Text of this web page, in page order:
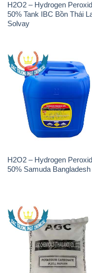
H2O2 – Hydrogen
50% Tank IBC Bồn Thái
Solvay
H2O2 – Hydrogen
50% Samuda Bangladesh